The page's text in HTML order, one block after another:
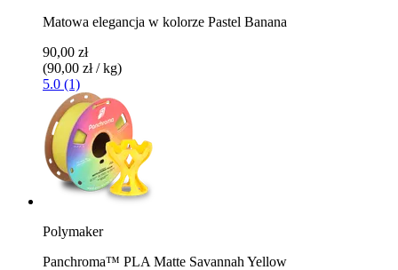
Matowa elegancja w kolorze Pastel Banana
90,00 zł
(90,00 zł / kg)
5.0 (1)
Polymaker
Panchroma™ PLA Matte Savannah Yellow